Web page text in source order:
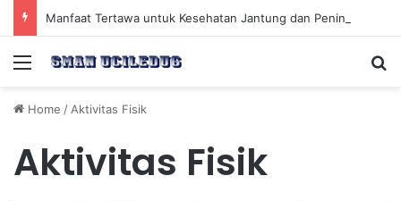
Menu
Home / Aktivitas Fisik
Aktivitas Fisik